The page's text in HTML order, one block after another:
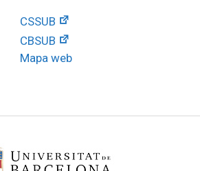
CSSUB
CBSUB
Mapa web